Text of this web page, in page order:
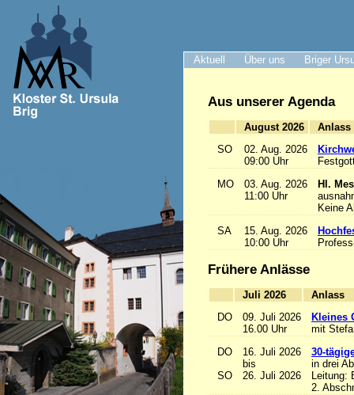
Aktuell Über uns Briger
Aus unserer Agenda
August 2026
SO
02. Aug. 2026
09:00 Uhr
MO
03. Aug. 2026
11:00 Uhr
Hl.
Keine
SA
15. Aug. 2026
10:00 Uhr
Frühere Anlässe
Juli 2026
DO
09. Juli 2026
16.00 Uhr
Kleines
mit
DO
SO
16. Juli 2026
bis
26. Juli 2026
30-
in drei
Leitung:
2.